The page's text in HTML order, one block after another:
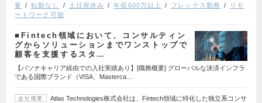
要
転勤なし 土日祝休み 年収600万以上 フレックス勤務
リモ
ートワーク可能
■Fintech領域において、コンサルティン
グからソリューションまでワンストップで
顧客を支援するスタ…
【パソナキャリア経由での入社実績あり】[職務概要] グローバルな決済インフラ
である国際ブランド（VISA、Masterca…
会社概要
Atlas Technologies株式会社は、Fintech領域に特化した独立系コンサ